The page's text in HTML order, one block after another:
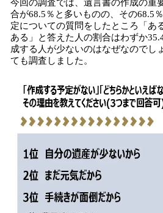
今回の調査では、遺言書の作成の重
合が68.5％と多いものの、その68.5
定についての質問をしたところ「あ
ある」と答えた人の割合はわずか
成する人が少ないのはなぜなのでし
ても調査しました。